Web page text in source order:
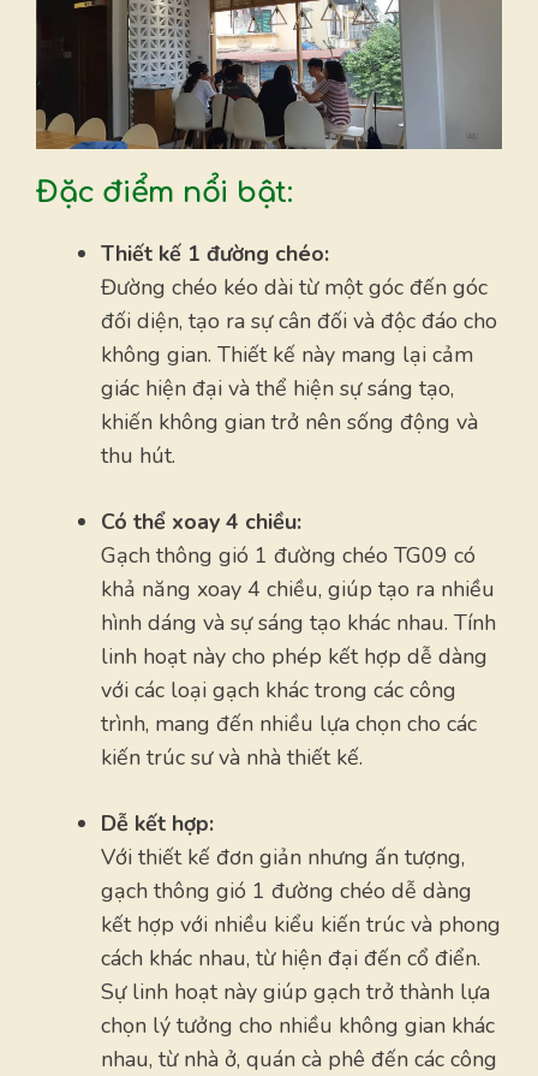
Đặc điểm nổi bật:
Thiết kế 1 đường chéo:
Đường chéo kéo dài từ một góc đến góc
đối diện, tạo ra sự cân đối và độc đáo cho
không gian. Thiết kế này mang lại cảm
giác hiện đại và thể hiện sự sáng tạo,
khiến không gian trở nên sống động và
thu hút.
Có thể xoay 4 chiều:
Gạch thông gió 1 đường chéo TG09 có
khả năng xoay 4 chiều, giúp tạo ra nhiều
hình dáng và sự sáng tạo khác nhau. Tính
linh hoạt này cho phép kết hợp dễ dàng
với các loại gạch khác trong các công
trình, mang đến nhiều lựa chọn cho các
kiến trúc sư và nhà thiết kế.
Dễ kết hợp:
Với thiết kế đơn giản nhưng ấn tượng,
gạch thông gió 1 đường chéo dễ dàng
kết hợp với nhiều kiểu kiến trúc và phong
cách khác nhau, từ hiện đại đến cổ điển.
Sự linh hoạt này giúp gạch trở thành lựa
chọn lý tưởng cho nhiều không gian khác
nhau, từ nhà ở, quán cà phê đến các công